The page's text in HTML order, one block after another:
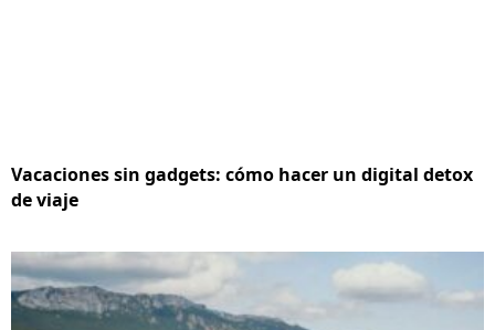
Vacaciones sin gadgets: cómo hacer un digital detox
de viaje